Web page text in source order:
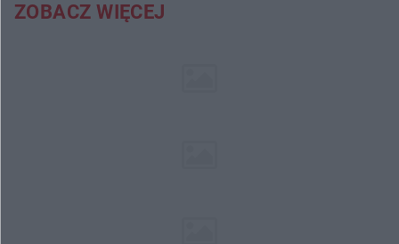
ZOBACZ WIĘCEJ